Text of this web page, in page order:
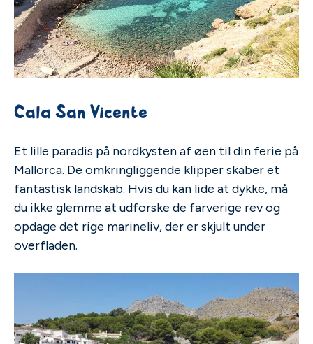
Cala San Vicente
Et lille paradis på nordkysten af øen til din ferie på
Mallorca. De omkringliggende klipper skaber et
fantastisk landskab. Hvis du kan lide at dykke, må
du ikke glemme at udforske de farverige rev og
opdage det rige marineliv, der er skjult under
overfladen.